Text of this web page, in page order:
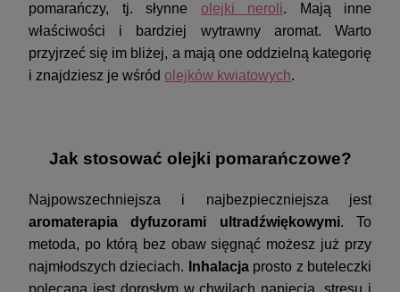
pomarańczy, tj. słynne olejki neroli. Mają inne
właściwości i bardziej wytrawny aromat. Warto
przyjrzeć się im bliżej, a mają one oddzielną kategorię
i znajdziesz je wśród olejków kwiatowych.
Jak stosować olejki pomarańczowe?
Najpowszechniejsza i najbezpieczniejsza jest
aromaterapia dyfuzorami ultradźwiękowymi. To
metoda, po którą bez obaw sięgnąć możesz już przy
najmłodszych dzieciach.
Inhalacja prosto z buteleczki